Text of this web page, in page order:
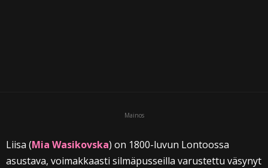
Mainos
Liisa (Mia Wasikovska) on 1800-luvun Lontoossa
asustava, voimakkaasti silmäpusseilla varustettu väsynyt